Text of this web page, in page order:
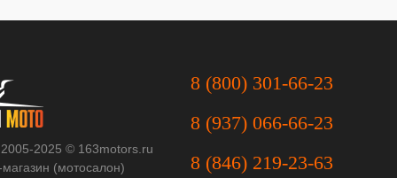
2025 © 163motors.ru
(мотосалон)
8 (800) 301-66-23
8 (937) 066-66-23
8 (846) 219-23-63